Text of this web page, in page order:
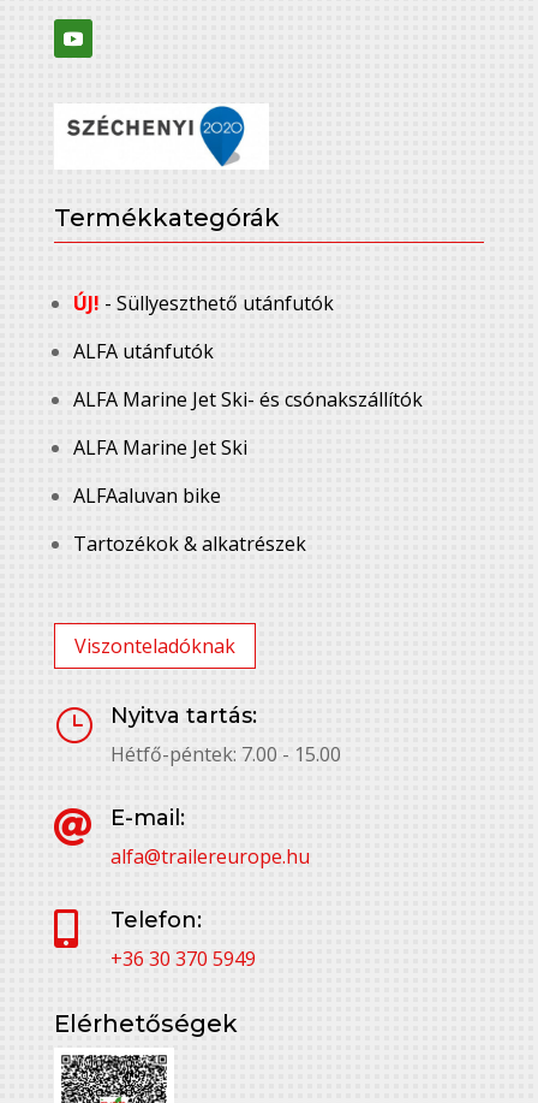
Termékkategórák
ÚJ! - Süllyeszthető utánfutók
ALFA utánfutók
ALFA Marine Jet Ski- és csónakszállítók
ALFA Marine Jet Ski
ALFAaluvan bike
Tartozékok & alkatrészek
Viszonteladóknak
}
Nyitva tartás:
Hétfő-péntek: 7.00 - 15.00

E-mail:
alfa@trailereurope.hu

Telefon:
+36 30 370 5949
Elérhetőségek